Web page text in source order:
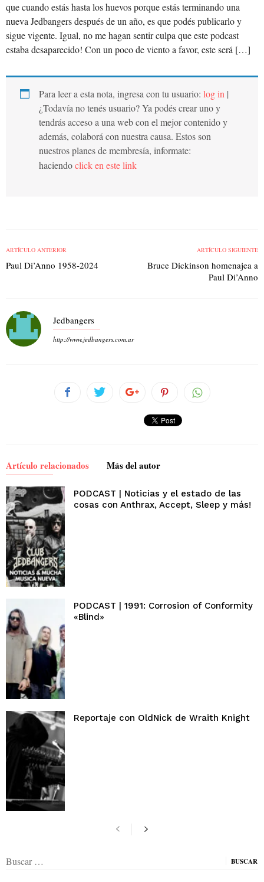
que cuando estás hasta los huevos porque estás terminando una
nueva Jedbangers después de un año, es que podés publicarlo y
sigue vigente. Igual, no me hagan sentir culpa que este podcast
estaba desaparecido! Con un poco de viento a favor, este será […]
Para leer a esta nota, ingresa con tu usuario: log in |
¿Todavía no tenés usuario? Ya podés crear uno y
tendrás acceso a una web con el mejor contenido y
además, colaborá con nuestra causa. Estos son
nuestros planes de membresía, informate:
haciendoclick en este link
ARTÍCULO ANTERIOR
Paul Di’Anno 1958-2024
ARTÍCULO SIGUIENTE
Bruce Dickinson homenajea a
Paul Di’Anno
Jedbangers
http://www.jedbangers.com.ar
Artículo relacionados Más del autor
PODCAST | Noticias y el estado de las
cosas con Anthrax, Accept, Sleep y más!
PODCAST | 1991: Corrosion of Conformity
«Blind»
Reportaje con OldNick de Wraith Knight
Buscar: